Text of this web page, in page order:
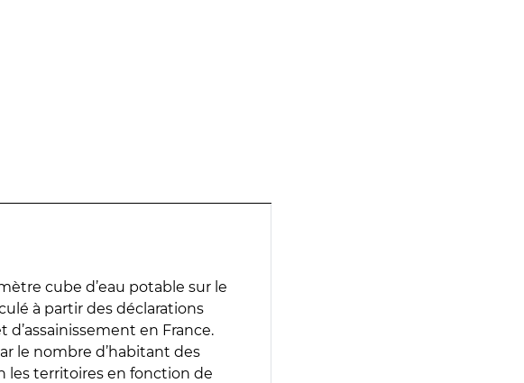
cube d’eau potable sur le
à partir des déclarations
d’assainissement en France.
le nombre d’habitant des
les territoires en fonction de